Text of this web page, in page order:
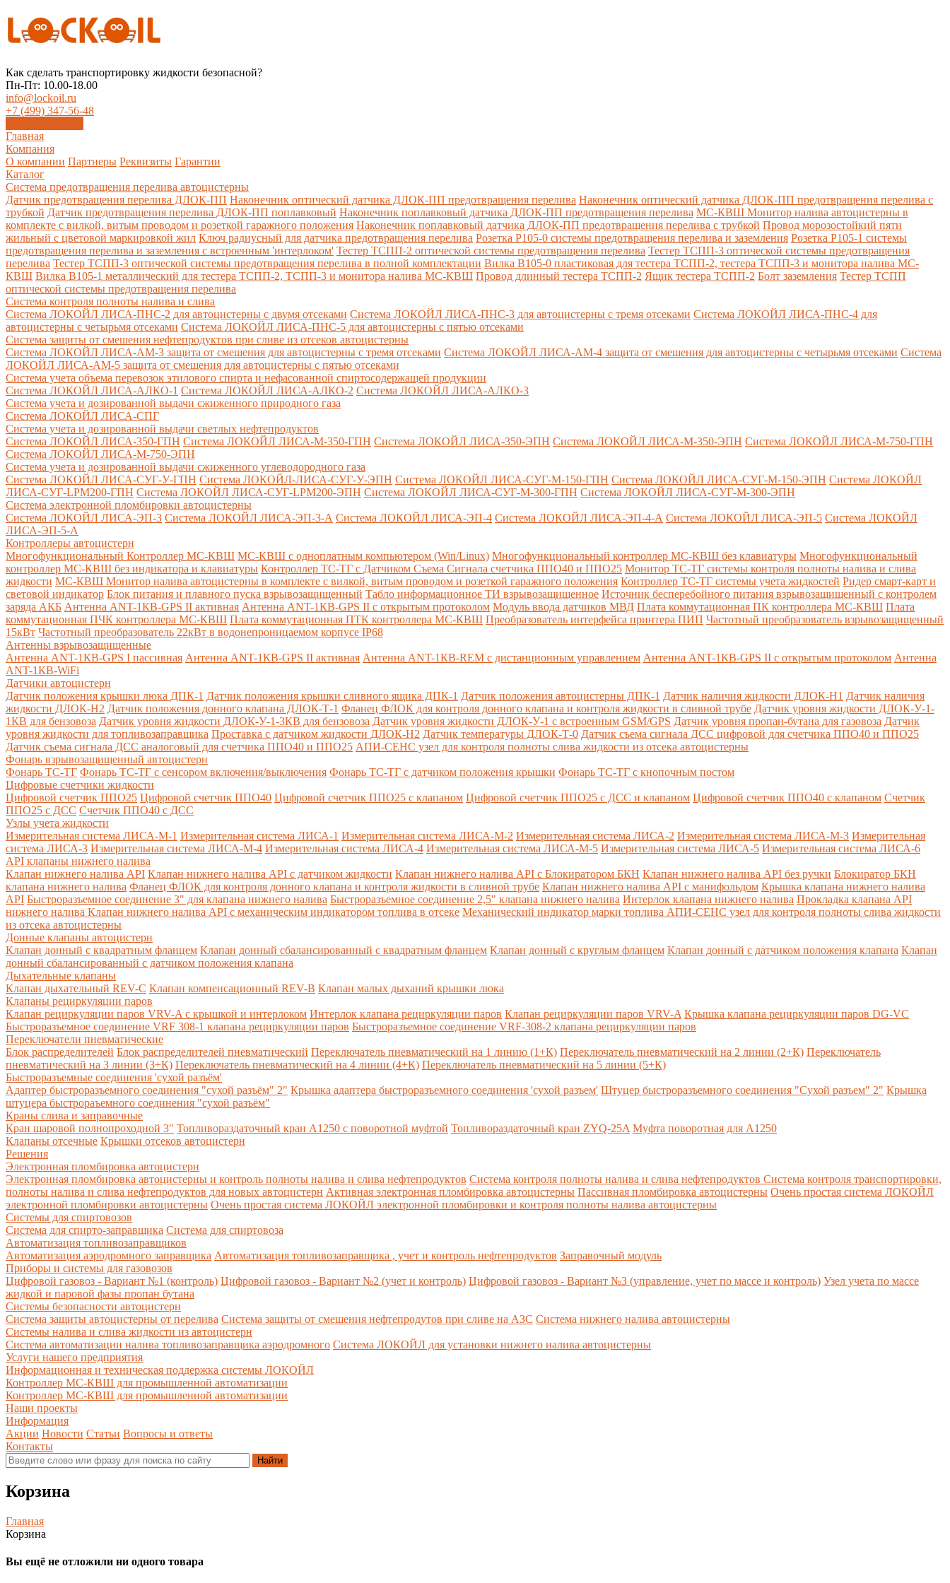
Как сделать транспортировку жидкости безопасной?
Пн-Пт: 10.00-18.00
info@lockoil.ru
+7 (499) 347-56-48
Главная
Компания
О компании Партнеры Реквизиты Гарантии
Каталог
Система предотвращения перелива автоцистерны
Датчик предотвращения перелива ДЛОК-ПП Наконечник оптический датчика ДЛОК-ПП предотвращения перелива Наконечник оптический датчика ДЛОК-ПП предотвращения перелива с
трубкой Датчик предотвращения перелива ДЛОК-ПП поплавковый Наконечник поплавковый датчика ДЛОК-ПП предотвращения перелива МС-КВШ Монитор налива автоцистерны в
комплекте с вилкой, витым проводом и розеткой гаражного положения Наконечник поплавковый датчика ДЛОК-ПП предотвращения перелива с трубкой Провод морозостойкий пяти
жильный с цветовой маркировкой жил Ключ радиусный для датчика предотвращения перелива Розетка Р105-0 системы предотвращения перелива и заземления Розетка Р105-1 системы
предотвращения перелива и заземления с встроенным 'интерлоком' Тестер ТСПП-2 оптической системы предотвращения перелива Тестер ТСПП-3 оптической системы предотвращения
перелива Тестер ТСПП-3 оптической системы предотвращения перелива в полной комплектации Вилка В105-0 пластиковая для тестера ТСПП-2, тестера ТСПП-3 и монитора налива МС-
КВШ Вилка В105-1 металлический для тестера ТСПП-2, ТСПП-3 и монитора налива МС-КВШ Провод длинный тестера ТСПП-2 Ящик тестера ТСПП-2 Болт заземления Тестер ТСПП
оптической системы предотвращения перелива
Cистема контроля полноты налива и слива
Система ЛОКОЙЛ ЛИСА-ПНС-2 для автоцистерны с двумя отсеками Система ЛОКОЙЛ ЛИСА-ПНС-3 для автоцистерны с тремя отсеками Система ЛОКОЙЛ ЛИСА-ПНС-4 для
автоцистерны с четырьмя отсеками Система ЛОКОЙЛ ЛИСА-ПНС-5 для автоцистерны с пятью отсеками
Система защиты от смешения нефтепродуктов при сливе из отсеков автоцистерны
Система ЛОКОЙЛ ЛИСА-AM-3 защита от смешения для автоцистерны с тремя отсеками Система ЛОКОЙЛ ЛИСА-AM-4 защита от смешения для автоцистерны с четырьмя отсеками Система
ЛОКОЙЛ ЛИСА-AM-5 защита от смешения для автоцистерны с пятью отсеками
Система учета объема перевозок этилового спирта и нефасованной спиртосодержащей продукции
Система ЛОКОЙЛ ЛИСА-AЛКО-1 Система ЛОКОЙЛ ЛИСА-АЛКО-2 Система ЛОКОЙЛ ЛИСА-АЛКО-3
Система учета и дозированной выдачи сжиженного природного газа
Система ЛОКОЙЛ ЛИСА-СПГ
Система учета и дозированной выдачи светлых нефтепродуктов
Система ЛОКОЙЛ ЛИСА-350-ГПН Система ЛОКОЙЛ ЛИСА-М-350-ГПН Система ЛОКОЙЛ ЛИСА-350-ЭПН Система ЛОКОЙЛ ЛИСА-М-350-ЭПН Система ЛОКОЙЛ ЛИСА-М-750-ГПН
Система ЛОКОЙЛ ЛИСА-М-750-ЭПН
Система учета и дозированной выдачи сжиженного углеводородного газа
Система ЛОКОЙЛ ЛИСА-СУГ-У-ГПН Система ЛОКОЙЛ-ЛИСА-СУГ-У-ЭПН Система ЛОКОЙЛ ЛИСА-СУГ-М-150-ГПН Система ЛОКОЙЛ ЛИСА-СУГ-М-150-ЭПН Система ЛОКОЙЛ
ЛИСА-СУГ-LPM200-ГПН Система ЛОКОЙЛ ЛИСА-СУГ-LPM200-ЭПН Система ЛОКОЙЛ ЛИСА-СУГ-М-300-ГПН Система ЛОКОЙЛ ЛИСА-СУГ-М-300-ЭПН
Система электронной пломбировки автоцистерны
Система ЛОКОЙЛ ЛИСА-ЭП-3 Система ЛОКОЙЛ ЛИСА-ЭП-3-А Система ЛОКОЙЛ ЛИСА-ЭП-4 Система ЛОКОЙЛ ЛИСА-ЭП-4-А Система ЛОКОЙЛ ЛИСА-ЭП-5 Система ЛОКОЙЛ
ЛИСА-ЭП-5-А
Контроллеры автоцистерн
Многофункциональный Контроллер МС-КВШ МС-КВШ с одноплатным компьютером (Win/Linux) Многофункциональный контроллер МС-КВШ без клавиатуры Многофункциональный
контроллер МС-КВШ без индикатора и клавиатуры Контроллер ТС-ТГ с Датчиком Съема Сигнала счетчика ППО40 и ППО25 Монитор ТС-ТГ системы контроля полноты налива и слива
жидкости МС-КВШ Монитор налива автоцистерны в комплекте с вилкой, витым проводом и розеткой гаражного положения Контроллер ТС-ТГ системы учета жидкостей Ридер смарт-карт и
световой индикатор Блок питания и плавного пуска взрывозащищенный Табло информационное ТИ взрывозащищенное Источник бесперебойного питания взрывозащищенный с контролем
заряда АКБ Антенна ANT-1КВ-GPS II активная Антенна ANT-1КВ-GPS II с открытым протоколом Модуль ввода датчиков МВД Плата коммутационная ПК контроллера МС-КВШ Плата
коммутационная ПЧК контроллера МС-КВШ Плата коммутационная ПТК контроллера МС-КВШ Преобразователь интерфейса принтера ПИП Частотный преобразователь взрывозащищенный
15кВт Частотный преобразователь 22кВт в водонепроницаемом корпусе IP68
Антенны взрывозащищенные
Антенна ANT-1КВ-GPS I пассивная Антенна ANT-1КВ-GPS II активная Антенна ANT-1КВ-REM c дистанционным управлением Антенна ANT-1КВ-GPS II с открытым протоколом Антенна
ANT-1КВ-WiFi
Датчики автоцистерн
Датчик положения крышки люка ДПК-1 Датчик положения крышки сливного ящика ДПК-1 Датчик положения автоцистерны ДПК-1 Датчик наличия жидкости ДЛОК-Н1 Датчик наличия
жидкости ДЛОК-Н2 Датчик положения донного клапана ДЛОК-Т-1 Фланец ФЛОК для контроля донного клапана и контроля жидкости в сливной трубе Датчик уровня жидкости ДЛОК-У-1-
1КВ для бензовоза Датчик уровня жидкости ДЛОК-У-1-3КВ для бензовоза Датчик уровня жидкости ДЛОК-У-1 с встроенным GSM/GPS Датчик уровня пропан-бутана для газовоза Датчик
уровня жидкости для топливозаправщика Проставка с датчиком жидкости ДЛОК-Н2 Датчик температуры ДЛОК-Т-0 Датчик съема сигнала ДСС цифровой для счетчика ППО40 и ППО25
Датчик съема сигнала ДСС аналоговый для счетчика ППО40 и ППО25 АПИ-СЕНС узел для контроля полноты слива жидкости из отсека автоцистерны
Фонарь взрывозащищенный автоцистерн
Фонарь ТС-ТГ Фонарь ТС-ТГ с сенсором включения/выключения Фонарь ТС-ТГ с датчиком положения крышки Фонарь ТС-ТГ с кнопочным постом
Цифровые счетчики жидкости
Цифровой счетчик ППО25 Цифровой счетчик ППО40 Цифровой счетчик ППО25 с клапаном Цифровой счетчик ППО25 с ДСС и клапаном Цифровой счетчик ППО40 с клапаном Счетчик
ППО25 с ДСС Счетчик ППО40 с ДСС
Узлы учета жидкости
Измерительная система ЛИСА-М-1 Измерительная система ЛИСА-1 Измерительная система ЛИСА-М-2 Измерительная система ЛИСА-2 Измерительная система ЛИСА-М-3 Измерительная
система ЛИСА-3 Измерительная система ЛИСА-М-4 Измерительная система ЛИСА-4 Измерительная система ЛИСА-М-5 Измерительная система ЛИСА-5 Измерительная система ЛИСА-6
API клапаны нижнего налива
Клапан нижнего налива API Клапан нижнего налива API с датчиком жидкости Клапан нижнего налива API с Блокиратором БКН Клапан нижнего налива API без ручки Блокиратор БКН
клапана нижнего налива Фланец ФЛОК для контроля донного клапана и контроля жидкости в сливной трубе Клапан нижнего налива API с манифольдом Крышка клапана нижнего налива
API Быстроразъемное соединение 3" для клапана нижнего налива Быстроразъемное соединение 2,5" клапана нижнего налива Интерлок клапана нижнего налива Прокладка клапана API
нижнего налива Клапан нижнего налива API с механическим индикатором топлива в отсеке Механический индикатор марки топлива АПИ-СЕНС узел для контроля полноты слива жидкости
из отсека автоцистерны
Донные клапаны автоцистерн
Клапан донный с квадратным фланцем Клапан донный сбалансированный с квадратным фланцем Клапан донный с круглым фланцем Клапан донный с датчиком положения клапана Клапан
донный сбалансированный с датчиком положения клапана
Дыхательные клапаны
Клапан дыхательный REV-C Клапан компенсационный REV-B Клапан малых дыханий крышки люка
Клапаны рециркуляции паров
Клапан рециркуляции паров VRV-A с крышкой и интерлоком Интерлок клапана рециркуляции паров Клапан рециркуляции паров VRV-A Крышка клапана рециркуляции паров DG-VC
Быстроразъемное соединение VRF 308-1 клапана рециркуляции паров Быстроразъемное соединение VRF-308-2 клапана рециркуляции паров
Переключатели пневматические
Блок распределителей Блок распределителей пневматический Переключатель пневматический на 1 линию (1+К) Переключатель пневматический на 2 линии (2+К) Переключатель
пневматический на 3 линии (3+К) Переключатель пневматический на 4 линии (4+К) Переключатель пневматический на 5 линии (5+К)
Быстроразъемные соединения 'сухой разъём'
Адаптер быстроразъемного соединения "сухой разъём" 2" Крышка адаптера быстроразъемного соединения 'сухой разъем' Штуцер быстроразъемного соединения "Сухой разъем" 2" Крышка
штуцера быстрораъемного соединения "сухой разъём"
Краны слива и заправочные
Кран шаровой полнопроходной 3" Топливораздаточный кран A1250 с поворотной муфтой Топливораздаточный кран ZYQ-25A Муфта поворотная для А1250
Клапаны отсечные Крышки отсеков автоцистерн
Решения
Электронная пломбировка автоцистерн
Электронная пломбировка автоцистерны и контроль полноты налива и слива нефтепродуктов Система контроля полноты налива и слива нефтепродуктов Система контроля транспортировки,
полноты налива и слива нефтепродуктов для новых автоцистерн Активная электронная пломбировка автоцистерны Пассивная пломбировка автоцистерны Очень простая система ЛОКОЙЛ
электронной пломбировки автоцистерны Очень простая система ЛОКОЙЛ электронной пломбировки и контроля полноты налива автоцистерны
Системы для спиртовозов
Система для спирто-заправщика Система для спиртовоза
Автоматизация топливозаправщиков
Автоматизация аэродромного заправщика Автоматизация топливозаправщика , учет и контроль нефтепродуктов Заправочный модуль
Приборы и системы для газовозов
Цифровой газовоз - Вариант №1 (контроль) Цифровой газовоз - Вариант №2 (учет и контроль) Цифровой газовоз - Вариант №3 (управление, учет по массе и контроль) Узел учета по массе
жидкой и паровой фазы пропан бутана
Системы безопасности автоцистерн
Система защиты автоцистерны от перелива Система защиты от смешения нефтепродутов при сливе на АЗС Система нижнего налива автоцистерны
Системы налива и слива жидкости из автоцистерн
Система автоматизации налива топливозаправщика аэродромного Система ЛОКОЙЛ для установки нижнего налива автоцистерны
Услуги нашего предприятия
Информационная и техническая поддержка системы ЛОКОЙЛ
Контроллер МС-КВШ для промышленной автоматизации
Контроллер МС-КВШ для промышленной автоматизации
Наши проекты
Информация
Акции Новости Статьи Вопросы и ответы
Контакты
Корзина
Главная
Корзина
Вы ещё не отложили ни одного товара